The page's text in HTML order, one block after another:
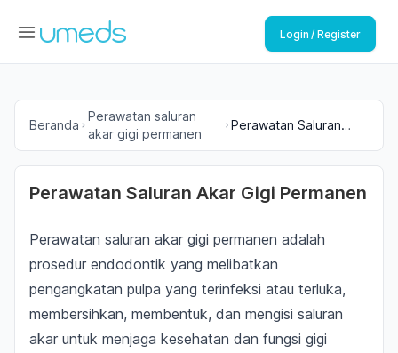
Login / Register
Beranda
Perawatan saluran
akar gigi permanen
Perawatan Saluran
Perawatan Saluran Akar Gigi Permanen
Perawatan saluran akar gigi permanen adalah
prosedur endodontik yang melibatkan
pengangkatan pulpa yang terinfeksi atau terluka,
membersihkan, membentuk, dan mengisi saluran
akar untuk menjaga kesehatan dan fungsi gigi